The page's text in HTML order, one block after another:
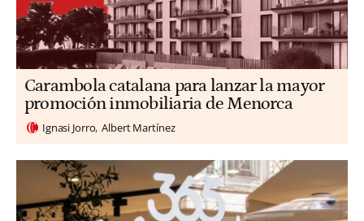
Carambola catalana para lanzar la mayor
promoción inmobiliaria de Menorca
Ignasi Jorro Albert Martínez